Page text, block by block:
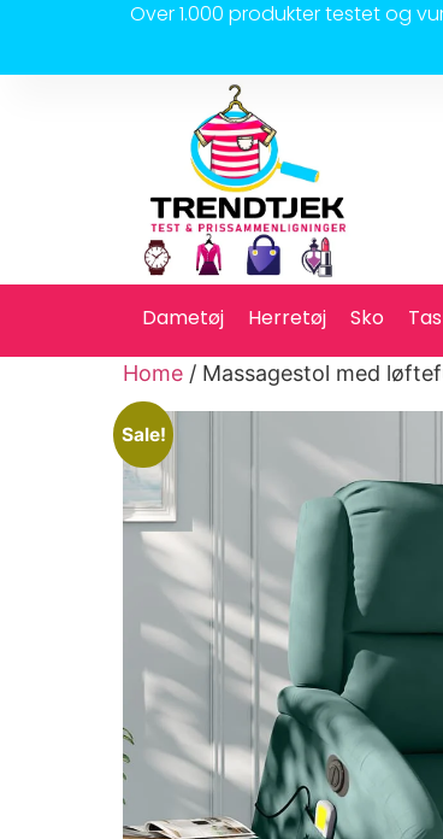
Over 1.000 produkter testet og
Dametøj Herretøj Sko
Home / Massagestol med
Sale!